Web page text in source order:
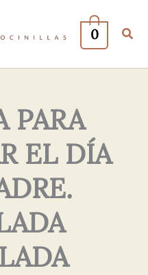
0
PARA
EL DÍA